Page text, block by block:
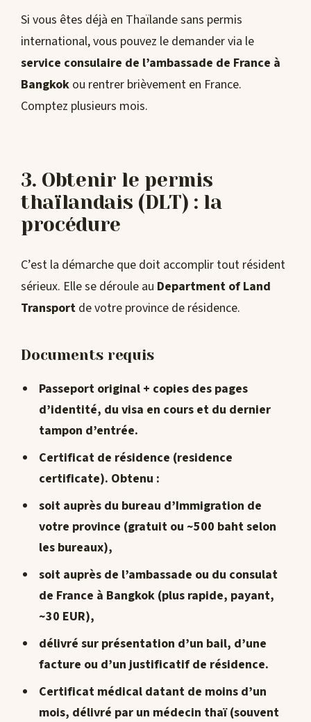
Si vous êtes déjà en Thaïlande sans permis
international, vous pouvez le demander via le
service consulaire de l’ambassade de France à
Bangkok ou rentrer brièvement en France.
Comptez plusieurs mois.
3. Obtenir le permis
thaïlandais (DLT) : la
procédure
C’est la démarche que doit accomplir tout résident
sérieux. Elle se déroule au Department of Land
Transport de votre province de résidence.
Documents requis
Passeport original + copies des pages
d’identité, du visa en cours et du dernier
tampon d’entrée.
Certificat de résidence (residence
certificate). Obtenu :
soit auprès du bureau d’Immigration de
votre province (gratuit ou ~500 baht selon
les bureaux),
soit auprès de l’ambassade ou du consulat
de France à Bangkok(plus rapide, payant,
~30 EUR),
délivré sur présentation d’un bail, d’une
facture ou d’un justificatif de résidence.
Certificat médicaldatant de moins d’un
mois, délivré par un médecin thaï (souvent